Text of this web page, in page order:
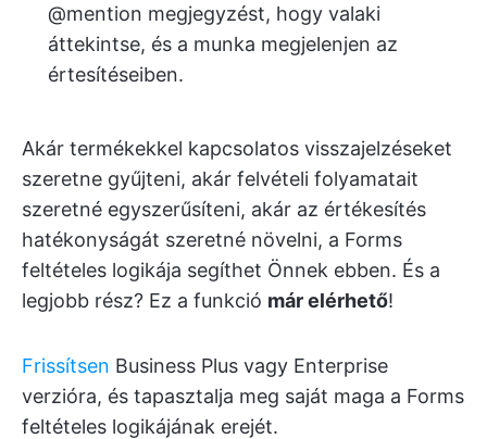
@mention megjegyzést, hogy valaki
áttekintse, és a munka megjelenjen az
értesítéseiben.
Akár termékekkel kapcsolatos visszajelzéseket
szeretne gyűjteni, akár felvételi folyamatait
szeretné egyszerűsíteni, akár az értékesítés
hatékonyságát szeretné növelni, a Forms
feltételes logikája segíthet Önnek ebben. És a
legjobb rész? Ez a funkció már elérhető!
Frissítsen Business Plus vagy Enterprise
verzióra, és tapasztalja meg saját maga a Forms
feltételes logikájának erejét.